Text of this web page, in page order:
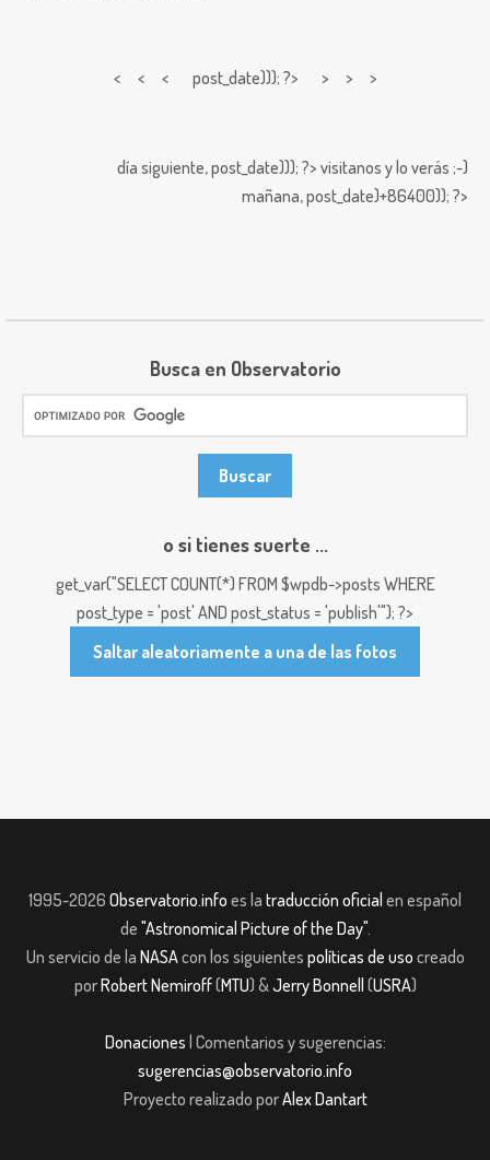
< < < post_date))); ?> > > >
día siguiente,post_date))); ?> visitanos y lo verás ;-)
mañana,post_date)+86400)); ?>
Busca en Observatorio
o si tienes suerte ...
get_var("SELECT COUNT(*) FROM $wpdb->posts WHERE
post_type = 'post' AND post_status = 'publish'"); ?>
Saltar aleatoriamente a una de las fotos
1995-2026 Observatorio.info es la traducción oficial en español
de "Astronomical Picture of the Day".
Un servicio de la NASAcon los siguientes políticas de uso creado
porRobert Nemiroff(MTU) &Jerry Bonnell (USRA)
Donaciones | Comentarios y sugerencias:
sugerencias@observatorio.info
Proyecto realizado porAlex Dantart